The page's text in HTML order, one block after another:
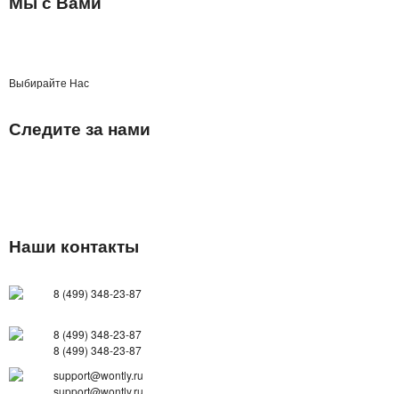
Выбирайте Нас
Следите за нами
Наши контакты
8 (499) 348-23-87
8 (499) 348-23-87
8 (499) 348-23-87
support@wontly.ru
support@wontly.ru